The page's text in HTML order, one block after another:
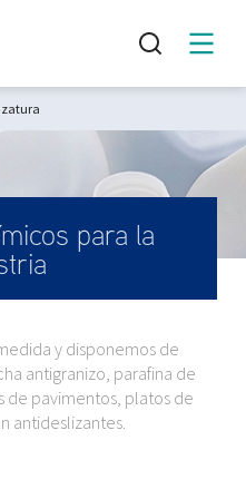
para la
y disponemos de
antigranizo, parafina de
de pavimentos, platos de
antideslizantes.